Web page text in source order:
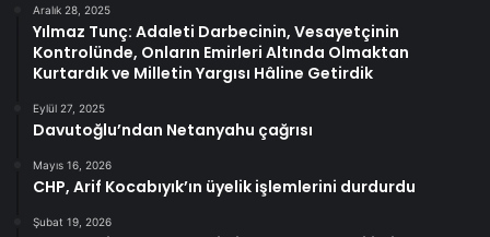
Aralık 28, 2025
Yılmaz Tunç: Adaleti Darbecinin, Vesayetçinin
Kontrolünde, Onların Emirleri Altında Olmaktan
Kurtardık ve Milletin Yargısı Hâline Getirdik
Eylül 27, 2025
Davutoğlu’ndan Netanyahu çağrısı
Mayıs 16, 2026
CHP, Arif Kocabıyık’ın üyelik işlemlerini durdurdu
Şubat 19, 2026